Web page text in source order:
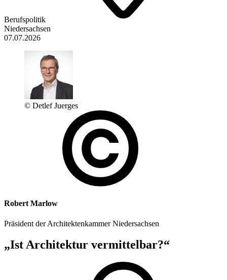
Berufspolitik
Niedersachsen
07.07.2026
© Detlef Juerges
Robert Marlow
Präsident der Architektenkammer Niedersachsen
„Ist Architektur vermittelbar?“